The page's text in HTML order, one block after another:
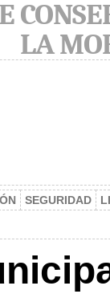
LA
SEGURIDAD